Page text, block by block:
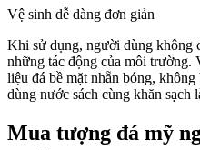
Vệ sinh dễ dàng đơn giản
Khi sử dụng, người dùng không
những tác động của môi trường.
liệu đá bề mặt nhẵn bóng,
dùng nước sách cùng khăn sạch
Mua tượng đá mỹ